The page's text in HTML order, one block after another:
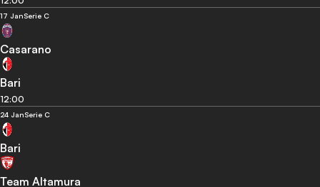
17 JanSerie C
Casarano
Bari
12:00
24 JanSerie C
Bari
Team Altamura